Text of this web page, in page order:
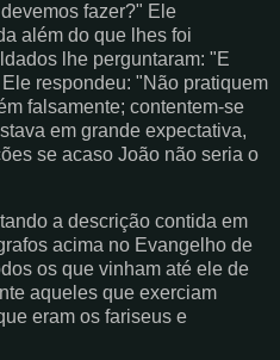
fazer?" Ele
além do que lhes foi
lhe perguntaram: "E
respondeu: "Não pratiquem
falsamente; contentem-se
em grande expectativa,
se acaso João não seria o
a descrição contida em
acima no Evangelho de
os que vinham até ele de
aqueles que exerciam
eram os fariseus e